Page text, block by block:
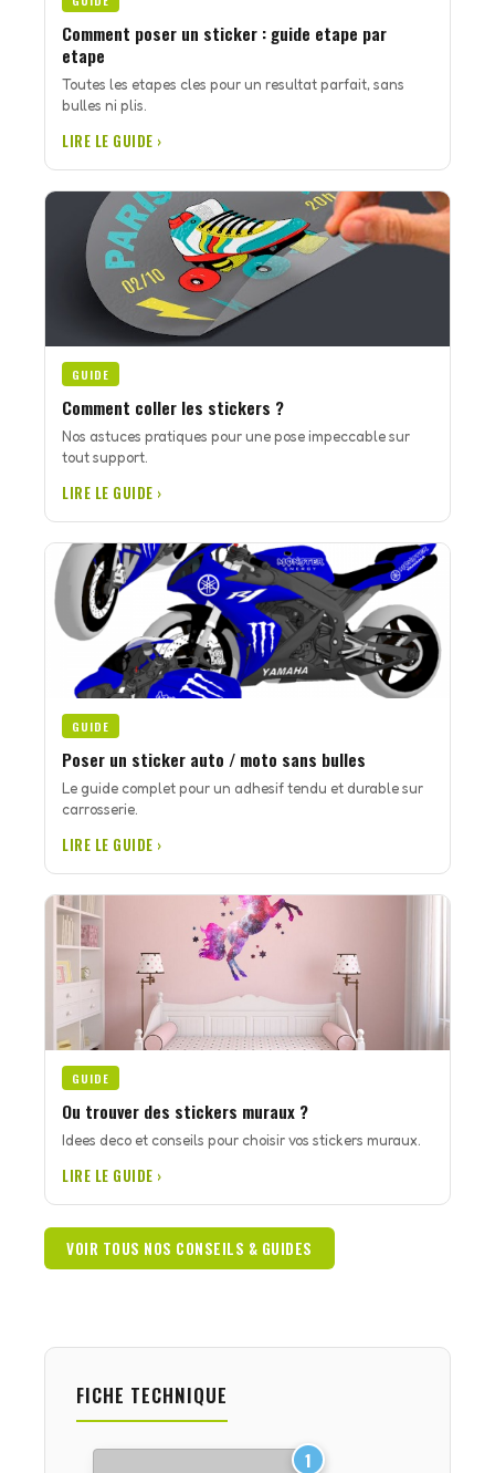
Comment poser un sticker : guide etape par
etape
Toutes les etapes cles pour un resultat parfait, sans
bulles ni plis.
LIRE LE GUIDE ›
GUIDE
Comment coller les stickers ?
Nos astuces pratiques pour une pose impeccable sur
tout support.
LIRE LE GUIDE ›
GUIDE
Poser un sticker auto / moto sans bulles
Le guide complet pour un adhesif tendu et durable sur
carrosserie.
LIRE LE GUIDE ›
GUIDE
Ou trouver des stickers muraux ?
Idees deco et conseils pour choisir vos stickers muraux.
LIRE LE GUIDE ›
VOIR TOUS NOS CONSEILS & GUIDES
FICHE TECHNIQUE
1